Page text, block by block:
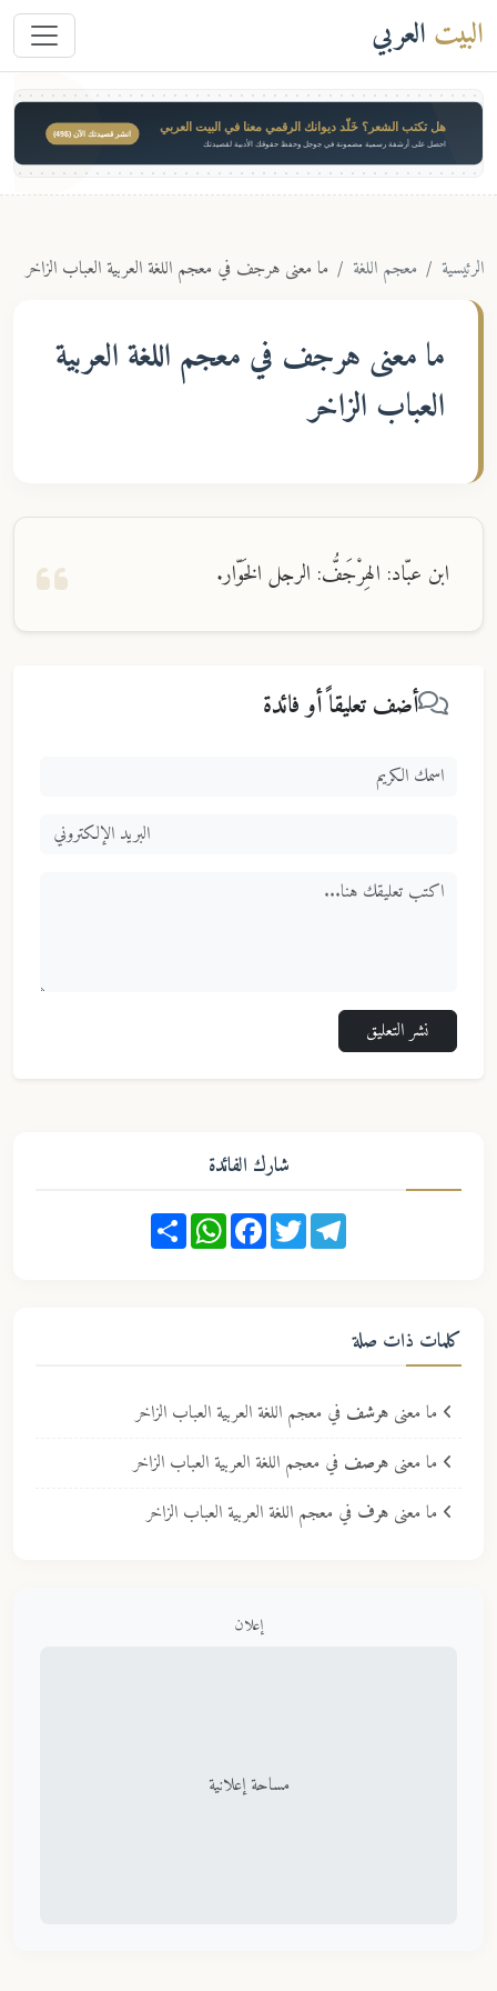
البيت العربي
هل تكتب الشعر؟ خَلّد ديوانك الرقمي معنا في البيت العربي
احصل على أرشفة رسمية مضمونة في جوجل وحفظ حقوقك الأدبية لقصيدتك
انشر قصيدتك الآن ($49)
الرئيسية معجم اللغة ما معنى هرجف في معجم اللغة العربية العباب الزاخر
ما معنى هرجف في معجم اللغة العربية
العباب الزاخر
ابن عبّاد: الهِرْجَفُّ: الرجل الخَوّار.
أضف تعليقاً أو فائدة
نشر التعليق
شارك الفائدة
Share
WhatsAppFacebookTwitterTelegram
كلمات ذات صلة
ما معنى هرشف في معجم اللغة العربية العباب الزاخر
ما معنى هرصف في معجم اللغة العربية العباب الزاخر
ما معنى هرف في معجم اللغة العربية العباب الزاخر
إعلان
مساحة إعلانية